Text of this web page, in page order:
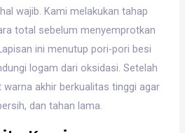
wajib. Kami melakukan tahap
total sebelum menyemprotkan
ini menutup pori-pori besi
logam dari oksidasi. Setelah
akhir berkualitas tinggi agar
dan tahan lama.